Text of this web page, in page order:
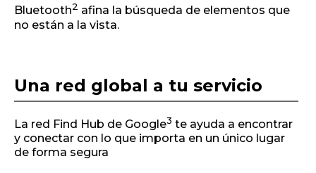
Bluetooth2 afina la búsqueda de elementos que
no están a la vista.
Una red global a tu servicio
La red Find Hub de Google3 te ayuda a encontrar
y conectar con lo que importa en un único lugar
de forma segura